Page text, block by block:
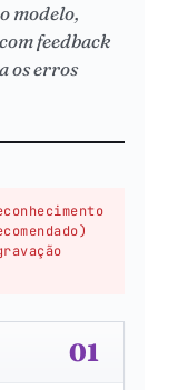
modelo,
feedback
os erros
01